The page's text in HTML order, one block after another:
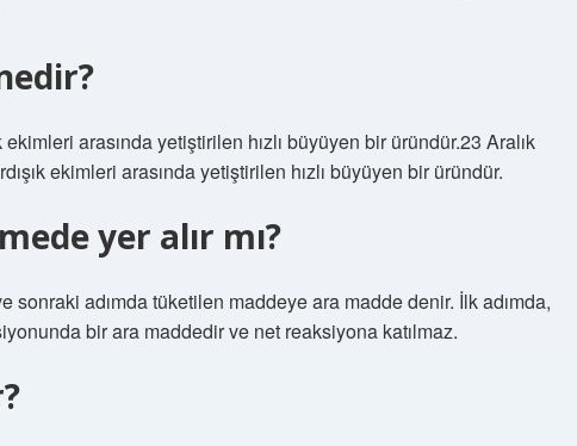
ekimleri arasında yetiştirilen hızlı büyüyen bir üründür.23 Aralık
ekimleri arasında yetiştirilen hızlı büyüyen bir üründür.
yer alır mı?
sonraki adımda tüketilen maddeye ara madde denir. İlk adımda,
bir ara maddedir ve net reaksiyona katılmaz.